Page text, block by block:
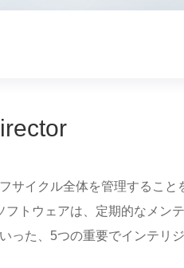
サイクル全体を管理するこ
フトウェアは、定期的なメン
った、5つの重要でインテリ